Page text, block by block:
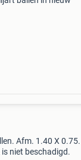
Afm. 1.40 X 0.75.
niet beschadigd.